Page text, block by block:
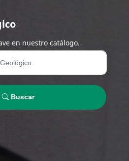
en nuestro catálogo.
Buscar